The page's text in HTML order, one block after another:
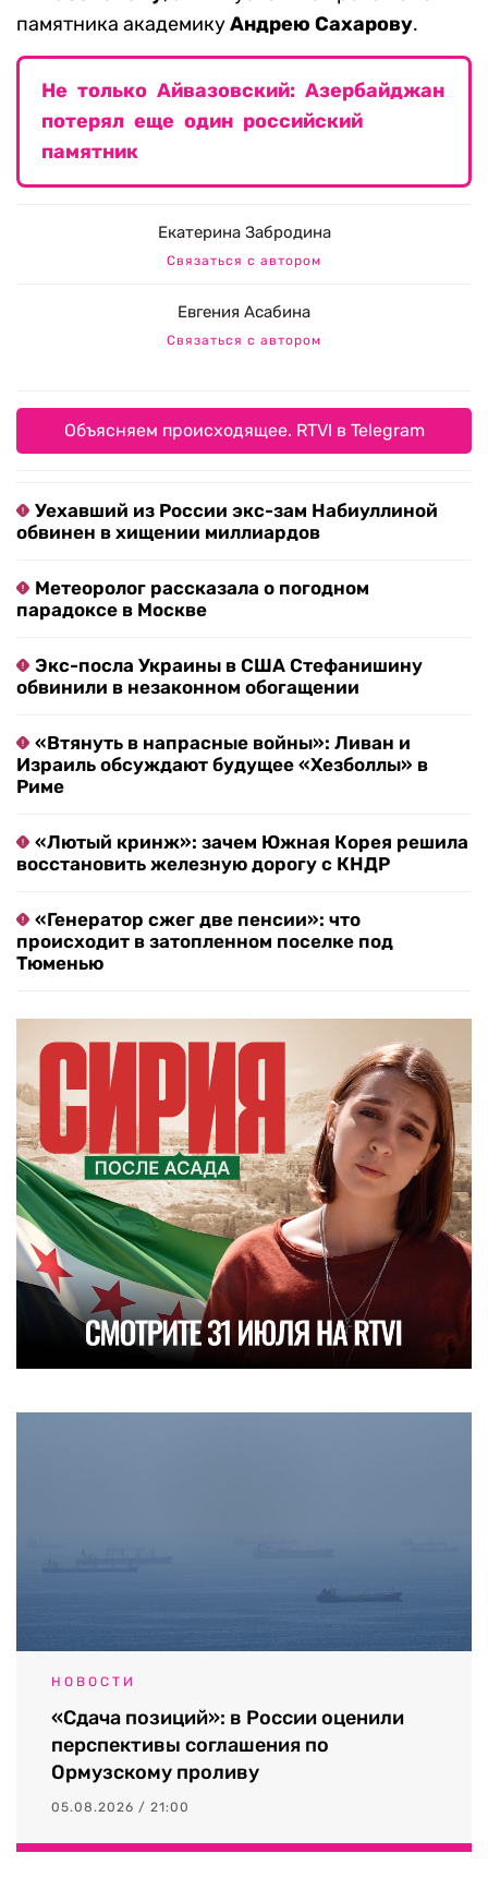
памятника академикуАндрею Сахарову.
Не только Айвазовский: Азербайджан
потерял еще один российский
памятник
Екатерина Забродина
Связаться с автором
Евгения Асабина
Связаться с автором
Объясняем происходящее. RTVI в Telegram
Уехавший из России экс-зам Набиуллиной
обвинен в хищении миллиардов
Метеоролог рассказала о погодном
парадоксе в Москве
Экс-посла Украины в США Стефанишину
обвинили в незаконном обогащении
«Втянуть в напрасные войны»: Ливан и
Израиль обсуждают будущее «Хезболлы» в
Риме
«Лютый кринж»: зачем Южная Корея решила
восстановить железную дорогу с КНДР
«Генератор сжег две пенсии»: что
происходит в затопленном поселке под
Тюменью
НОВОСТИ
«Сдача позиций»: в России оценили
перспективы соглашения по
Ормузскому проливу
05.08.2026 / 21:00